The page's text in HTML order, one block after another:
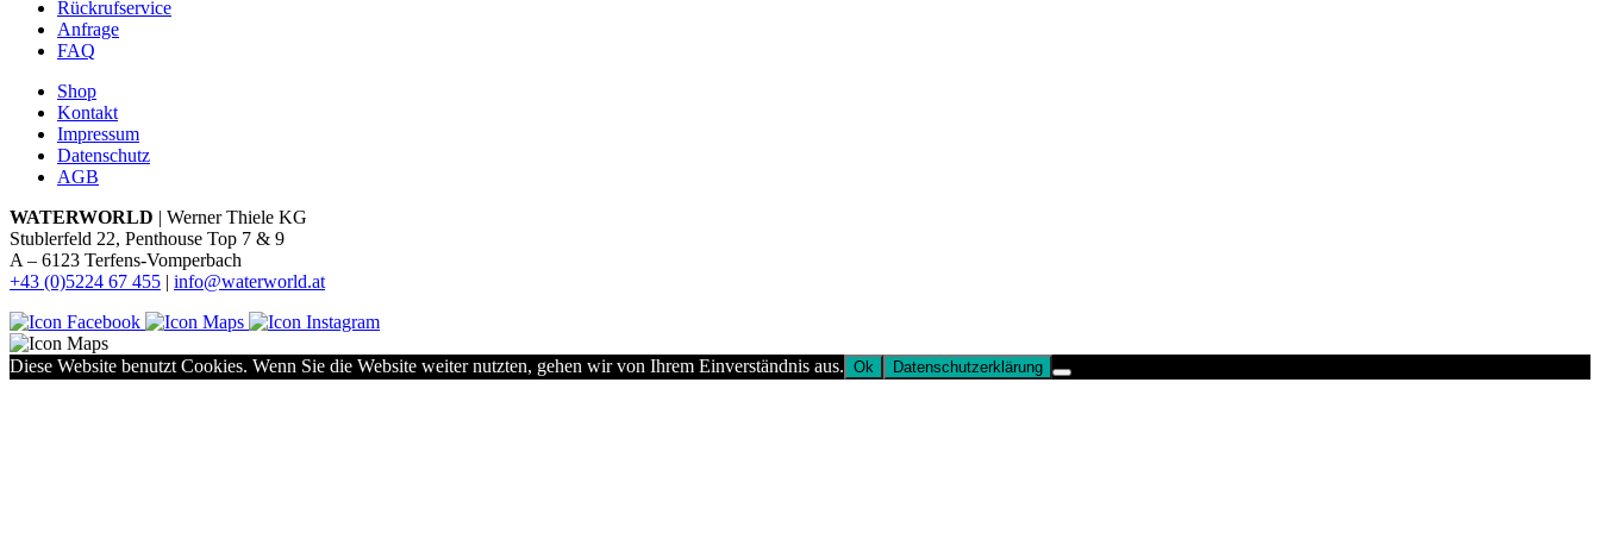
Rückrufservice
Anfrage
FAQ
Shop
Kontakt
Impressum
Datenschutz
AGB
WATERWORLD | Werner Thiele KG
Stublerfeld 22, Penthouse Top 7 & 9
A – 6123 Terfens-Vomperbach
+43 (0)5224 67 455 | info@waterworld.at
Diese Website benutzt Cookies. Wenn Sie die Website weiter nutzten, gehen wir von Ihrem Einverständnis aus. Ok Datenschutzerklärung